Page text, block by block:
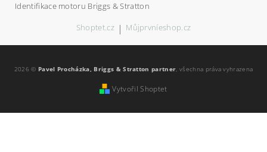
Identifikace motoru Briggs & Stratton
Shoptet.cz | Můjprvníeshop.cz
2026 © Pavel Procházka, Briggs & Stratton partner, všechna práva vyhrazena
Vytvořil Shoptet